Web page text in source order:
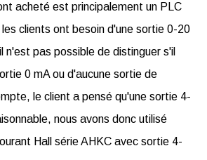
acheté est principalement un PLC
clients ont besoin d'une sortie 0-20
n'est pas possible de distinguer s'il
0 mA ou d'aucune sortie de
le client a pensé qu'une sortie 4-
nous avons donc utilisé
Hall série AHKC avec sortie 4-